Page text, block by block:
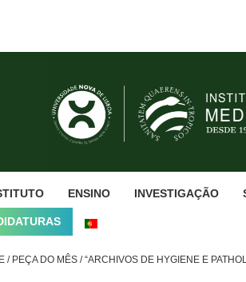
ENSINO INVESTIGAÇÃO
/ PEÇA DO MÊS /“ARCHIVOS DE HYGIENE E